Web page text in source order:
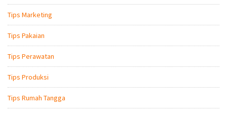
Tips Marketing
Tips Pakaian
Tips Perawatan
Tips Produksi
Tips Rumah Tangga